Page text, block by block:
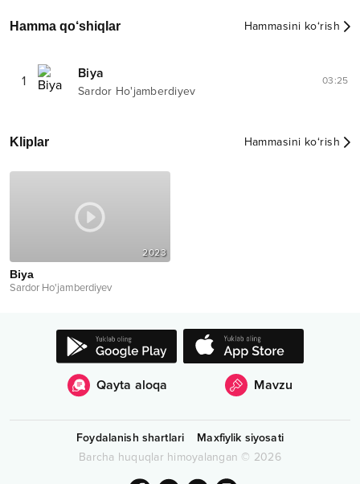
Hamma qo‘shiqlar Hammasini ko‘rish
1 Biya
Sardor Ho'jamberdiyev
03:25
Kliplar Hammasini ko‘rish
2023
Biya
Sardor Ho'jamberdiyev
Qayta aloqa Mavzu
Foydalanish shartlari
Maxfiylik siyosati
Barcha huquqlar himoyalangan © 2026